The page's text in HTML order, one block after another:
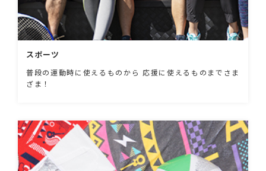
スポーツ
普段の運動時に使えるものから 応援に使えるものまでさま
ざま！